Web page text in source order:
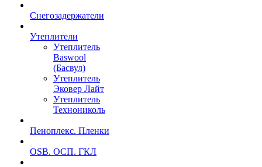
Снегозадержатели
Утеплители
Утеплитель
Baswool
(Басвул)
Утеплитель
Эковер Лайт
Утеплитель
Технониколь
Пеноплекс. Пленки
OSB. ОСП. ГКЛ